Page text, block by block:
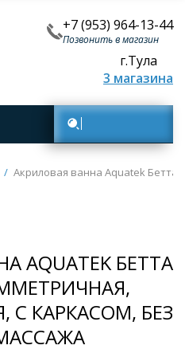
+7 (953) 964-13-44
Позвонить в магазин
г.Тула
3 магазина
комнат
/ Акриловая ванна Aquatek Бетта
AQUATEK БЕТТА
С КАРКАСОМ, БЕЗ